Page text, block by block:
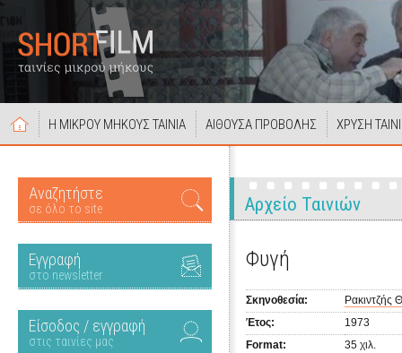
Η ΜΙΚΡΟΥ ΜΗΚΟΥΣ ΤΑΙΝΙΑ ΑΙΘΟΥΣΑ ΠΡΟΒΟΛΗΣ ΧΡΥΣΗ
Αναζητήστε
σε όλο το site
Εγγραφή
στο newsletter
Είσοδος / εγγραφή
στις ταινίες μας
Αρχείο Ταινιών
Φυγή
Σκηνοθεσία:
Ρακιντζής
Έτος:
1973
Format:
35 χιλ.